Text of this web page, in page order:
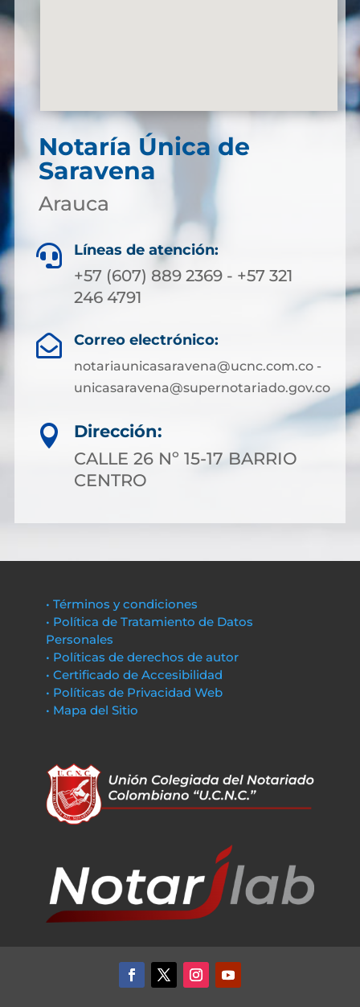
Notaría Única de
Saravena
Arauca
 Líneas de atención:
+57 (607) 889 2369 - +57 321
246 4791
 Correo electrónico:
notariaunicasaravena@ucnc.com.co -
unicasaravena@supernotariado.gov.co

Dirección:
CALLE 26 Nº 15-17 BARRIO
CENTRO
• Términos y condiciones
• Política de Tratamiento de Datos
Personales
• Políticas de derechos de autor
• Certificado de Accesibilidad
• Políticas de Privacidad Web
• Mapa del Sitio